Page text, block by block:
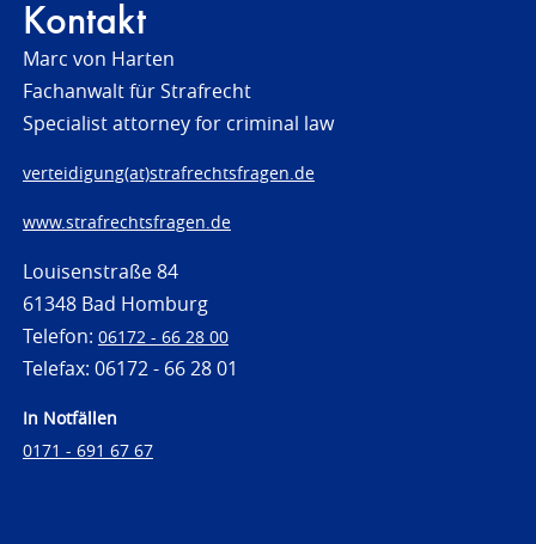
Kontakt
Marc von Harten
Fachanwalt für Strafrecht
Specialist attorney for criminal law
verteidigung(at)strafrechtsfragen.de
www.strafrechtsfragen.de
Louisenstraße 84
61348 Bad Homburg
Telefon: 06172 - 66 28 00
Telefax: 06172 - 66 28 01
In Notfällen
0171 - 691 67 67